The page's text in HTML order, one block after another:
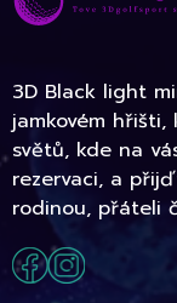
3D Black light
jamkovém
světů, kde na
rezervaci, a
rodinou, přáteli